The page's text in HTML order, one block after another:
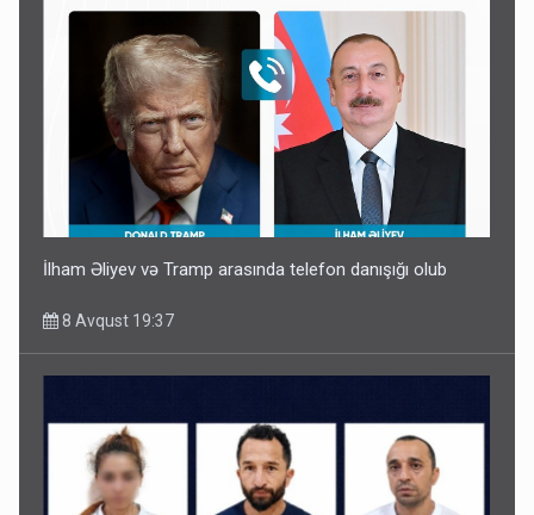
İlham Əliyev və Tramp arasında telefon danışığı olub
8 Avqust 19:37